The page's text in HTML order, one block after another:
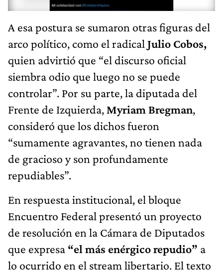
A esa postura se sumaron otras figuras del
arco político, como el radical Julio Cobos,
quien advirtió que “el discurso oficial
siembra odio que luego no se puede
controlar”. Por su parte, la diputada del
Frente de Izquierda, Myriam Bregman,
consideró que los dichos fueron
“sumamente agravantes, no tienen nada
de gracioso y son profundamente
repudiables”.
En respuesta institucional, el bloque
Encuentro Federal presentó un proyecto
de resolución en la Cámara de Diputados
que expresa “el más enérgico repudio” a
lo ocurrido en el stream libertario. El texto